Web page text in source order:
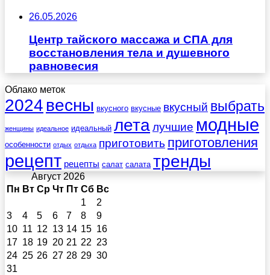
26.05.2026
Центр тайского массажа и СПА для
восстановления тела и душевного
равновесия
Облако меток
2024 весны вкусного вкусные вкусный выбрать
женщины идеальное идеальный леталучшие модные
особенности отдых отдыха приготовить приготовления
рецепт рецепты салат салата тренды
Август 2026
Пн Вт Ср Чт Пт Сб Вс
1
2
3
4 5 6 7 8
9
10 11 12 13 14 15 16
17 18 19 20 21 22 23
24 25 26 27 28 29 30
31